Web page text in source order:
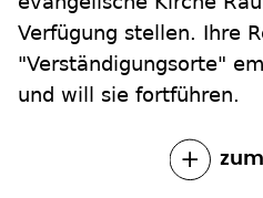
Verfügung stellen. Ihre
"Verständigungsorte"
und will sie fortführen.